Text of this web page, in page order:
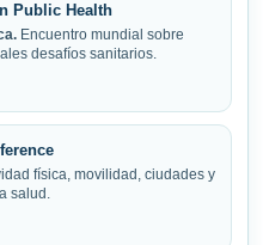
Public Health
Encuentro mundial sobre
desafíos sanitarios.
física, movilidad, ciudades y
salud.